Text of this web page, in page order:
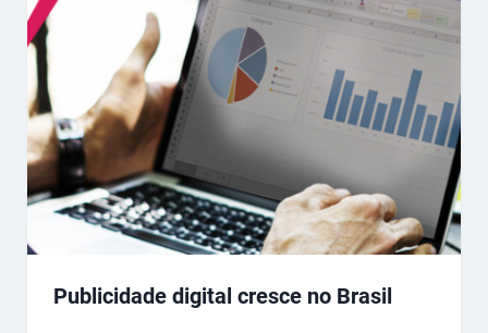
Publicidade digital cresce no Brasil